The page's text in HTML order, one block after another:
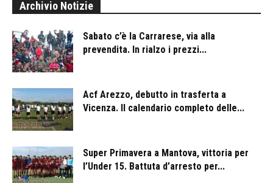
Archivio Notizie
Sabato c’è la Carrarese, via alla
prevendita. In rialzo i prezzi...
Acf Arezzo, debutto in trasferta a
Vicenza. Il calendario completo delle...
Super Primavera a Mantova, vittoria per
l’Under 15. Battuta d’arresto per...